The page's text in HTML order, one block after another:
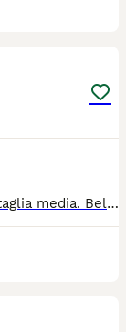
Devil, nato il 10/01/2020 American Bully, taglia media. Bellissimo maschio, ma non abbastanza bello, per rimanere con suo padrone, che lo ha scaricato al canile. Buono e bravo, va al giunzaglio ed è puito di casa. Per tutte le info chiamate il 371/4497821